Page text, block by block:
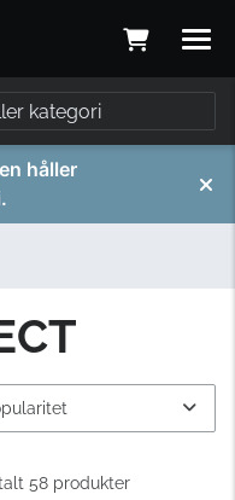
håller
58 produkter